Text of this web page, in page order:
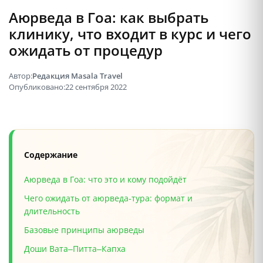
Аюрведа в Гоа: как выбрать
клинику, что входит в курс и чего
ожидать от процедур
Автор:Редакция Masala Travel
Опубликовано:22 сентября 2022
Содержание
Аюрведа в Гоа: что это и кому подойдёт
Чего ожидать от аюрведа-тура: формат и
длительность
Базовые принципы аюрведы
Доши Вата–Питта–Капха